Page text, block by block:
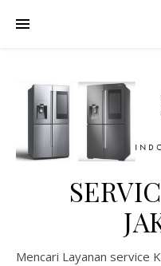
Mencari Layanan service Kulkas di jakarta terpercaya untuk